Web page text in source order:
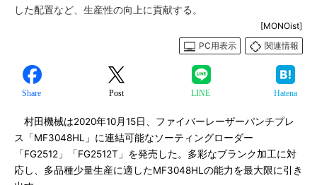
した配置など、生産性の向上に貢献する。
[MONOist]
PC用表示
関連情報
Share Post LINE Hatena
村田機械は2020年10月15日、ファイバーレーザーパンチプレ
ス「MF3048HL」に連結可能なソーティングローダー
「FG2512」「FG2512T」を発売した。多彩なブランク加工に対
応し、多品種少量生産に適したMF3048HLの能力を最大限に引き